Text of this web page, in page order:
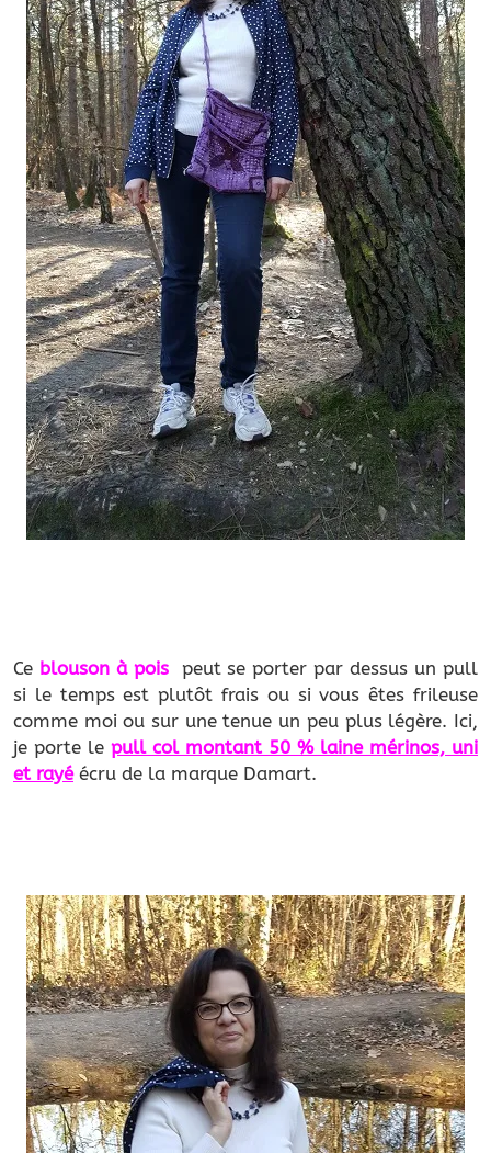
Ce blouson à poispeut se porter par dessus un pull
si le temps est plutôt frais ou si vous êtes frileuse
comme moi ou sur une tenue un peu plus légère. Ici,
je porte le pull col montant 50 % laine mérinos, uni
et rayéécru de la marque Damart.